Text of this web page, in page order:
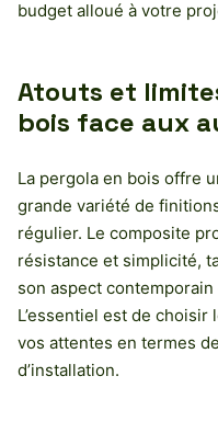
budget alloué à votre
Atouts et
bois face aux
La pergola en bois offre
grande variété de
régulier. Le composite
résistance et simplicité,
son aspect
L’essentiel est de
vos attentes en termes
d’installation.